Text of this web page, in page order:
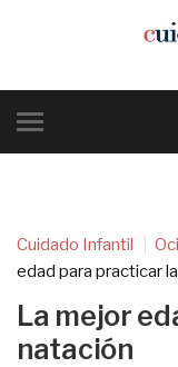
Cuidado Infantil
edad para practicar
La mejor
natación